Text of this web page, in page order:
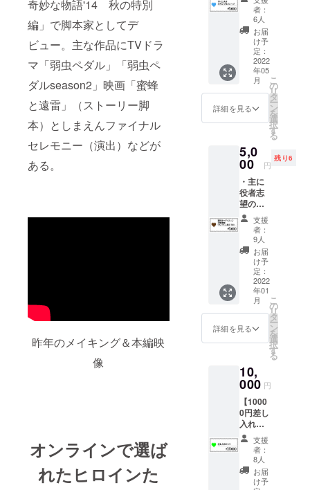
奇妙な物語'14 秋の特別
編」で脚本家としてデ
ビュー。主な作品にTVドラ
マ「弱虫ペダル」「弱虫ペ
ダルseason2」映画「蜜蜂
と遠雷」（ストーリー脚
本）としまえんファイナル
セレモニー（演出）などが
ある。
昨年のメイキング＆本編映
像
オンラインで選ば
れたヒロインた
ツにな
りま
す。 ・
サイズ
M.L.XL
から、
ご希望
を備考
欄にお
書きく
ださ
デザイ
ンは未
定で、
カラー
は一種
類にな
りま
す。 ・
サイン
の希望
は（わ
かな、
セリ
ン、加
瀬モモ
カ、玲
海、上
、千歳
ゆう、
山本陽
将）か
ら１名
以上選
択し、
備考欄
にお書
きくだ
さい。
者：
6人
お届
け予
定：
2022
年05
月
詳細を見る
こ
の
リ
タ
ー
ン
を
選
択
す
る
5,0
00 円
残り6
・主に
役者志
望の方
に向け
て、監
督の山
本が他
と差を
付ける
オー
ディ
ション
のコツ
を、オ
ンライ
ンにて
ます（※
所要時
間は約
90-120
分） ・
また今
後、更
に増え
ること
が予想
される
支援
者：
9人
お届
け予
定：
2022
年01
月
詳細を見る
こ
の
リ
タ
ー
ン
を
選
択
す
る
10,
000 円
【1000
0円差し
入れ
セッ
ト】 ク
ランク
アップ
一輪花
支援
者：
8人
お届
け予